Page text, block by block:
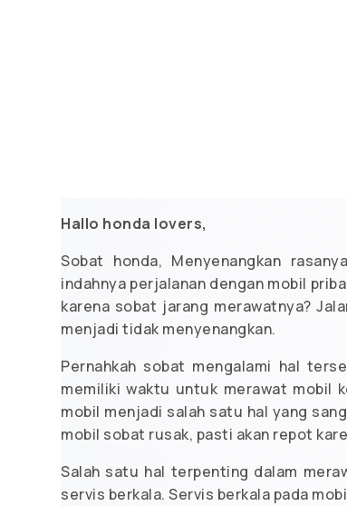
Hallo honda lovers,
Sobat honda, Menyenangkan
indahnya perjalanan dengan mobil
karena sobat jarang merawatnya?
menjadi tidak menyenangkan.
Pernahkah sobat mengalami hal
memiliki waktu untuk merawat mobil
mobil menjadi salah satu hal yang
mobil sobat rusak, pasti akan repot
Salah satu hal terpenting dalam
servis berkala. Servis berkala pada